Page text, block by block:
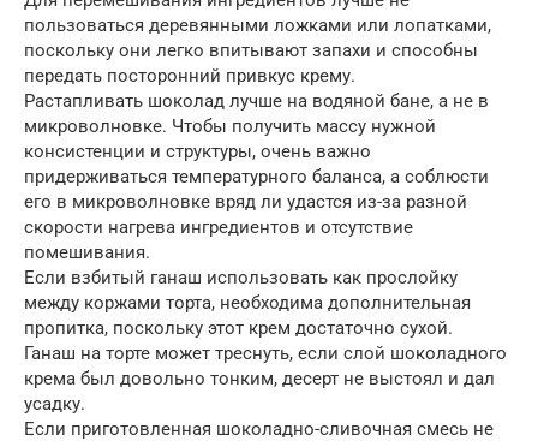
пользоваться деревянными ложками или лопатками,
поскольку они легко впитывают запахи и способны
передать посторонний привкус крему.
Растапливать шоколад лучше на водяной бане, а не в
микроволновке. Чтобы получить массу нужной
консистенции и структуры, очень важно
придерживаться температурного баланса, а соблюсти
его в микроволновке вряд ли удастся из-за разной
скорости нагрева ингредиентов и отсутствие
помешивания.
Если взбитый ганаш использовать как прослойку
между коржами торта, необходима дополнительная
пропитка, поскольку этот крем достаточно сухой.
Ганаш на торте может треснуть, если слой шоколадного
крема был довольно тонким, десерт не выстоял и дал
усадку.
Если приготовленная шоколадно-сливочная смесь не